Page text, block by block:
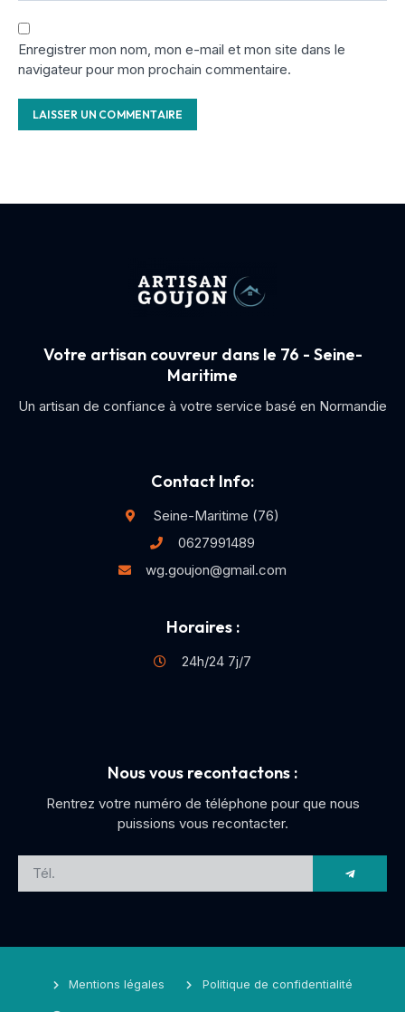
Enregistrer mon nom, mon e-mail et mon site dans le
navigateur pour mon prochain commentaire.
Votre artisan couvreur dans le 76 - Seine-
Maritime
Un artisan de confiance à votre service basé en Normandie
Contact Info:
Seine-Maritime (76)
0627991489
wg.goujon@gmail.com
Horaires :
24h/24 7j/7
Nous vous recontactons :
Rentrez votre numéro de téléphone pour que nous
puissions vous recontacter.
Mentions légales Politique de confidentialité